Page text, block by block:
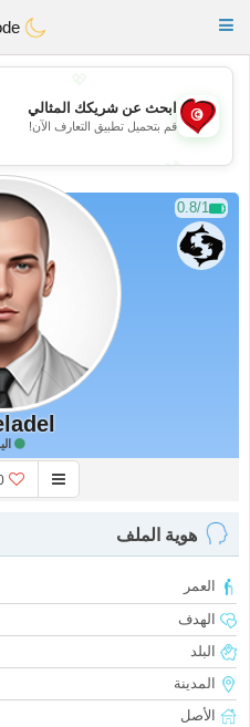
Dating
Toggle
💕
ابحث عن شريكك المثالي
قم بتحميل تطبيق التعارف الآن!
0.8/1
هوية الملف
العمر
الهدف
البلد
المدينة
الأصل